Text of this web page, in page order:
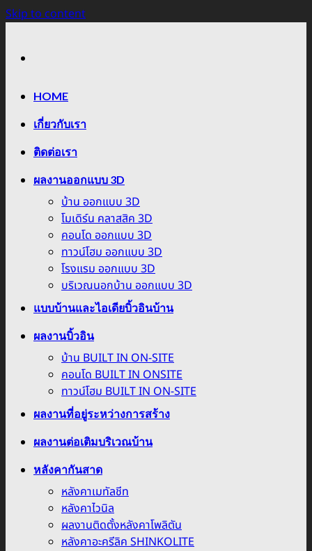
Skip to content
HOME
เกี่ยวกับเรา
ติดต่อเรา
ผลงานออกแบบ 3D
บ้าน ออกแบบ 3D
โมเดิร์น คลาสสิค 3D
คอนโด ออกแบบ 3D
ทาวน์โฮม ออกแบบ 3D
โรงแรม ออกแบบ 3D
บริเวณนอกบ้าน ออกแบบ 3D
แบบบ้านและไอเดียบิ้วอินบ้าน
ผลงานบิ้วอิน
บ้าน BUILT IN ON-SITE
คอนโด BUILT IN ONSITE
ทาวน์โฮม BUILT IN ON-SITE
ผลงานที่อยู่ระหว่างการสร้าง
ผลงานต่อเติมบริเวณบ้าน
หลังคากันสาด
หลังคาเมทัลชีท
หลังคาไวนิล
ผลงานติดตั้งหลังคาโพลิตัน
หลังคาอะครีลิค SHINKOLITE